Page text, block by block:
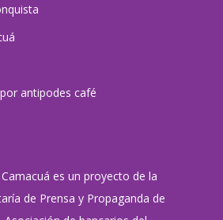
antipodes café
es un proyecto de la
de Prensa y Propaganda de